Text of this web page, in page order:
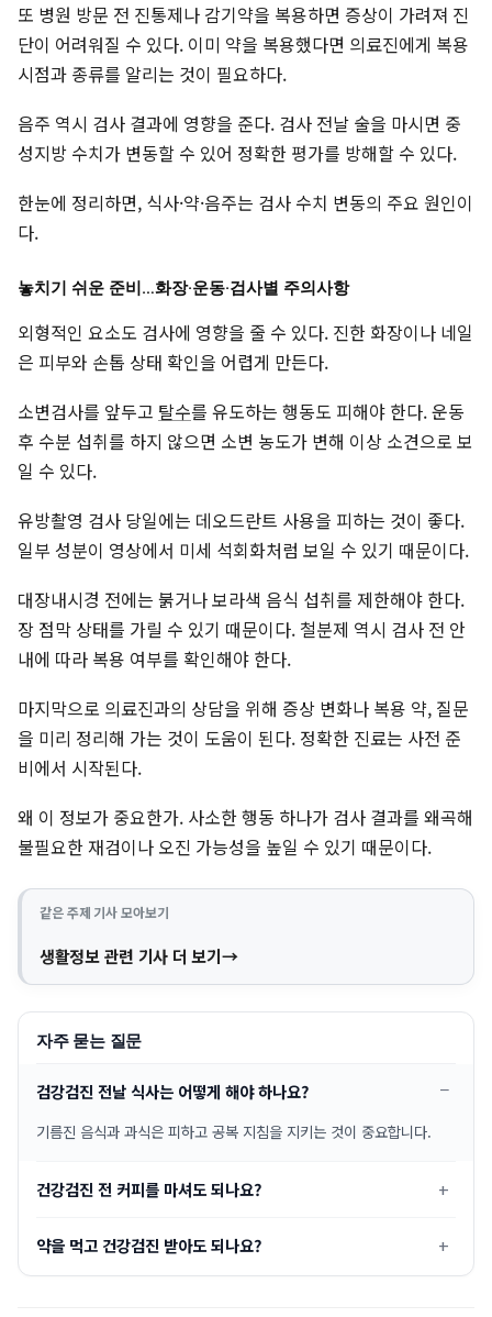
또 병원 방문 전 진통제나 감기약을 복용하면 증상이 가려져 진
단이 어려워질 수 있다. 이미 약을 복용했다면 의료진에게 복용
시점과 종류를 알리는 것이 필요하다.
음주 역시 검사 결과에 영향을 준다. 검사 전날 술을 마시면 중
성지방 수치가 변동할 수 있어 정확한 평가를 방해할 수 있다.
한눈에 정리하면, 식사·약·음주는 검사 수치 변동의 주요 원인이
다.
놓치기 쉬운 준비…화장·운동·검사별 주의사항
외형적인 요소도 검사에 영향을 줄 수 있다. 진한 화장이나 네일
은 피부와 손톱 상태 확인을 어렵게 만든다.
소변검사를 앞두고 탈수를 유도하는 행동도 피해야 한다. 운동
후 수분 섭취를 하지 않으면 소변 농도가 변해 이상 소견으로 보
일 수 있다.
유방촬영 검사 당일에는 데오드란트 사용을 피하는 것이 좋다.
일부 성분이 영상에서 미세 석회화처럼 보일 수 있기 때문이다.
대장내시경 전에는 붉거나 보라색 음식 섭취를 제한해야 한다.
장 점막 상태를 가릴 수 있기 때문이다. 철분제 역시 검사 전 안
내에 따라 복용 여부를 확인해야 한다.
마지막으로 의료진과의 상담을 위해 증상 변화나 복용 약, 질문
을 미리 정리해 가는 것이 도움이 된다. 정확한 진료는 사전 준
비에서 시작된다.
왜 이 정보가 중요한가. 사소한 행동 하나가 검사 결과를 왜곡해
불필요한 재검이나 오진 가능성을 높일 수 있기 때문이다.
같은 주제 기사 모아보기
생활정보 관련 기사 더 보기
자주 묻는 질문
검강검진 전날 식사는 어떻게 해야 하나요?
기름진 음식과 과식은 피하고 공복 지침을 지키는 것이 중요합니다.
건강검진 전 커피를 마셔도 되나요?
약을 먹고 건강검진 받아도 되나요?